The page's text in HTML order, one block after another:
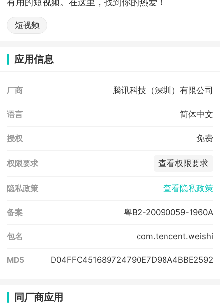
有用的短视频。在这里，找到你的热爱！
短视频
应用信息
厂商 腾讯科技（深圳）有限公司
语言 简体中文
授权 免费
权限要求 查看权限要求
隐私政策 查看隐私政策
备案 粤B2-20090059-1960A
包名 com.tencent.weishi
MD5 D04FFC451689724790E7D98A4BBE2592
同厂商应用